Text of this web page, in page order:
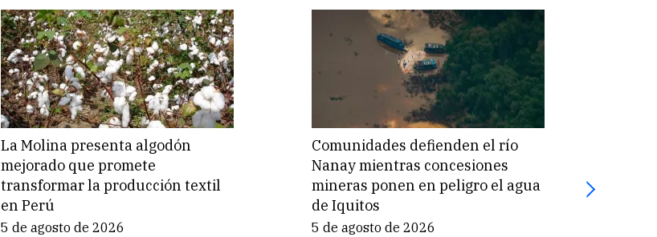
La Molina presenta algodón
mejorado que promete
transformar la producción textil
en Perú
5 de agosto de 2026
Comunidades defienden el río
Nanay mientras concesiones
mineras ponen en peligro el agua
de Iquitos
5 de agosto de 2026